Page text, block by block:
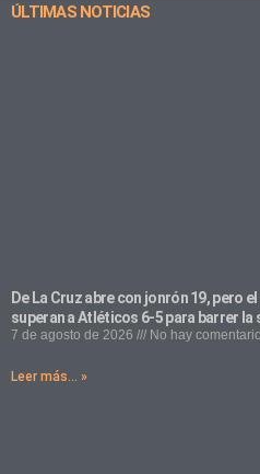
ÚLTIMAS NOTICIAS
De La Cruz abre con jonrón 19, pero
superan a Atléticos 6-5 para barrer la
7 de agosto de 2026 No hay
Leer más... »